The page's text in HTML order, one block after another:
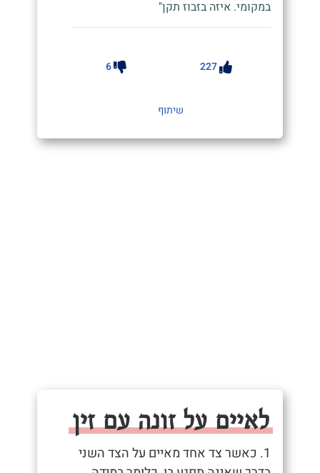
במקומי. איזה בזבוז תקן"
227
6
שיתוף
לאיים על זונה עם זין
1. כאשר צד אחד מאיים על הצד השני